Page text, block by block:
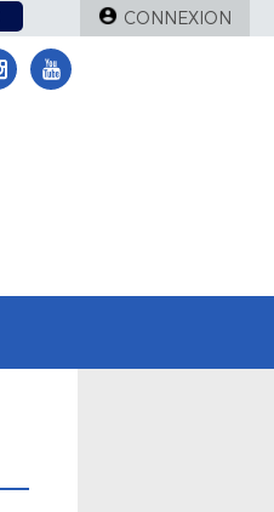
CONNEXION